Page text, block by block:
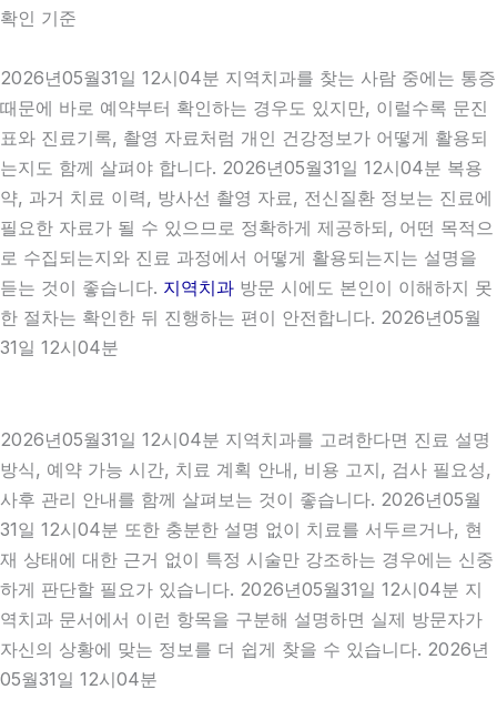
확인 기준
2026년05월31일 12시04분 지역치과를 찾는 사람 중에는 통증
때문에 바로 예약부터 확인하는 경우도 있지만, 이럴수록 문진
표와 진료기록, 촬영 자료처럼 개인 건강정보가 어떻게 활용되
는지도 함께 살펴야 합니다. 2026년05월31일 12시04분 복용
약, 과거 치료 이력, 방사선 촬영 자료, 전신질환 정보는 진료에
필요한 자료가 될 수 있으므로 정확하게 제공하되, 어떤 목적으
로 수집되는지와 진료 과정에서 어떻게 활용되는지는 설명을
듣는 것이 좋습니다. 지역치과 방문 시에도 본인이 이해하지 못
한 절차는 확인한 뒤 진행하는 편이 안전합니다. 2026년05월
31일 12시04분
2026년05월31일 12시04분 지역치과를 고려한다면 진료 설명
방식, 예약 가능 시간, 치료 계획 안내, 비용 고지, 검사 필요성,
사후 관리 안내를 함께 살펴보는 것이 좋습니다. 2026년05월
31일 12시04분 또한 충분한 설명 없이 치료를 서두르거나, 현
재 상태에 대한 근거 없이 특정 시술만 강조하는 경우에는 신중
하게 판단할 필요가 있습니다. 2026년05월31일 12시04분 지
역치과 문서에서 이런 항목을 구분해 설명하면 실제 방문자가
자신의 상황에 맞는 정보를 더 쉽게 찾을 수 있습니다. 2026년
05월31일 12시04분